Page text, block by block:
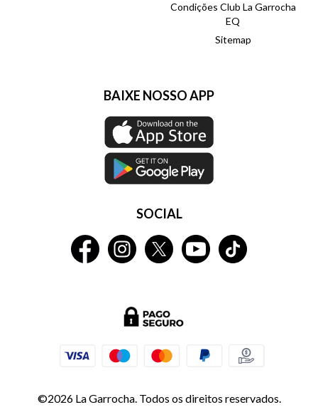
Condições Club La Garrocha
EQ
Sitemap
BAIXE NOSSO APP
SOCIAL
©2026 La Garrocha. Todos os direitos reservados.